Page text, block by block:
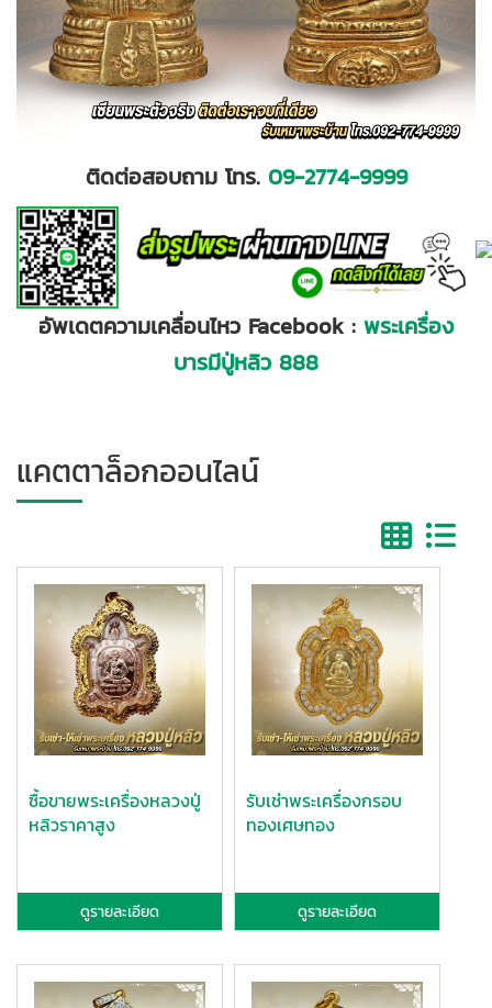
ติดต่อสอบถาม โทร. 09-2774-9999
อัพเดตความเคลื่อนไหว Facebook : พระเครื่อง
บารมีปู่หลิว 888
แคตตาล็อกออนไลน์
ซื้อขายพระเครื่องหลวงปู่
หลิวราคาสูง
ดูรายละเอียด
รับเช่าพระเครื่องกรอบ
ทองเศษทอง
ดูรายละเอียด